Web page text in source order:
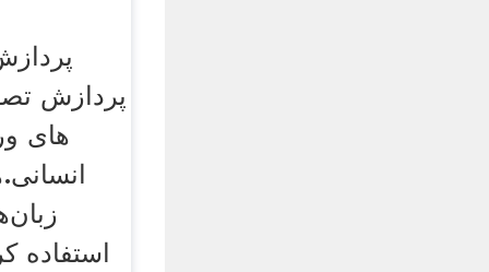
پردازش
های
استفاده